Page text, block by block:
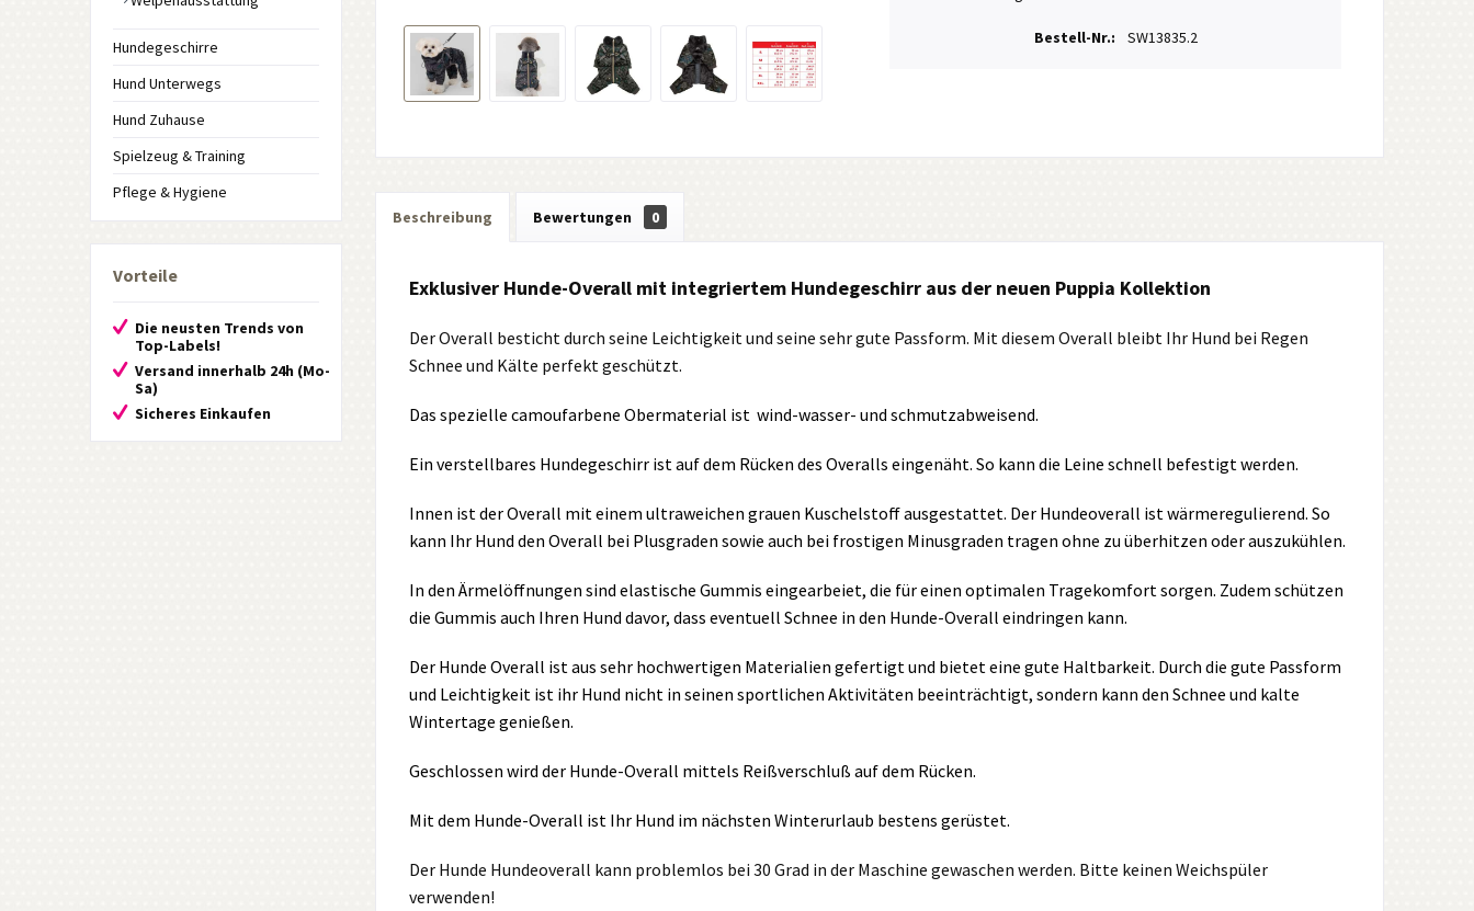
Hundegeschirre
Hund Unterwegs
Hund Zuhause
Spielzeug & Training
Pflege & Hygiene
Vorteile
Die neusten Trends von
Top-Labels!
Versand innerhalb 24h (Mo-
Sa)
Sicheres Einkaufen
Bestell-Nr.: SW13835.2
Beschreibung Bewertungen 0
Exklusiver Hunde-Overall mit integriertem Hundegeschirr aus der neuen Puppia Kollektion
Der Overall besticht durch seine Leichtigkeit und seine sehr gute Passform. Mit diesem Overall bleibt Ihr Hund bei Regen
Schnee und Kälte perfekt geschützt.
Das spezielle camoufarbene Obermaterial ist wind-wasser- und schmutzabweisend.
Ein verstellbares Hundegeschirr ist auf dem Rücken des Overalls eingenäht. So kann die Leine schnell befestigt werden.
Innen ist der Overall mit einem ultraweichen grauen Kuschelstoff ausgestattet. Der Hundeoverall ist wärmeregulierend. So
kann Ihr Hund den Overall bei Plusgraden sowie auch bei frostigen Minusgraden tragen ohne zu überhitzen oder auszukühlen.
In den Ärmelöffnungen sind elastische Gummis eingearbeiet, die für einen optimalen Tragekomfort sorgen. Zudem schützen
die Gummis auch Ihren Hund davor, dass eventuell Schnee in den Hunde-Overall eindringen kann.
Der Hunde Overall ist aus sehr hochwertigen Materialien gefertigt und bietet eine gute Haltbarkeit. Durch die gute Passform
und Leichtigkeit ist ihr Hund nicht in seinen sportlichen Aktivitäten beeinträchtigt, sondern kann den Schnee und kalte
Wintertage genießen.
Geschlossen wird der Hunde-Overall mittels Reißverschluß auf dem Rücken.
Mit dem Hunde-Overall ist Ihr Hund im nächsten Winterurlaub bestens gerüstet.
Der Hunde Hundeoverall kann problemlos bei 30 Grad in der Maschine gewaschen werden. Bitte keinen Weichspüler
verwenden!